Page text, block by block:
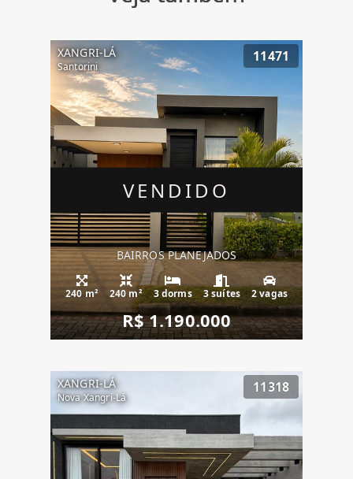
VENDIDO
XANGRI-LÁ
Santorini
11471
BAIRROS PLANEJADOS
240 m² 240 m² 3 dorms 3 suítes 2 vagas
R$ 1.190.000
XANGRI-LÁ
Nova Xangri-Lá
11318